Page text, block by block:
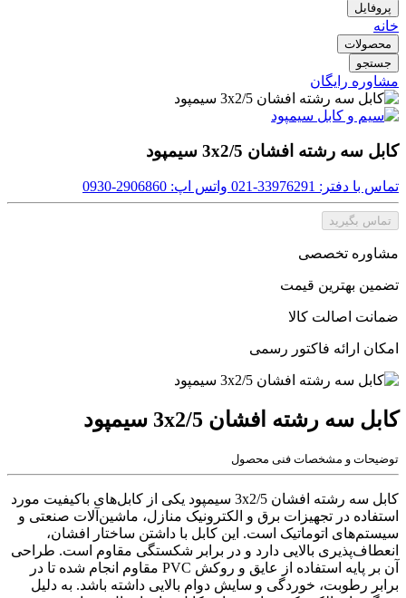
پروفایل
خانه
محصولات
جستجو
مشاوره رایگان
کابل سه رشته افشان 3x2/5 سیمپود
تماس با دفتر: 33976291-021 واتس اپ: 2906860-0930
تماس بگیرید
مشاوره تخصصی
تضمین بهترین قیمت
ضمانت اصالت کالا
امکان ارائه فاکتور رسمی
کابل سه رشته افشان 3x2/5 سیمپود
توضیحات و مشخصات فنی محصول
کابل سه رشته افشان 3x2/5 سیمپود یکی از کابل‌های باکیفیت مورد
استفاده در تجهیزات برق و الکترونیک منازل، ماشین‌آلات صنعتی و
سیستم‌های اتوماتیک است. این کابل با داشتن ساختار افشان،
انعطاف‌پذیری بالایی دارد و در برابر شکستگی مقاوم است. طراحی
آن بر پایه استفاده از عایق و روکش PVC مقاوم انجام شده تا در
برابر رطوبت، خوردگی و سایش دوام بالایی داشته باشد. به دلیل